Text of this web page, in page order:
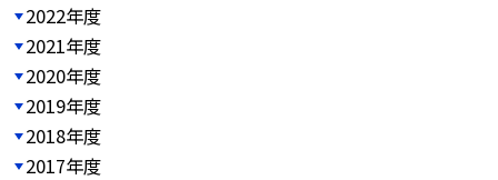
2022年度
2021年度
2020年度
2019年度
2018年度
2017年度